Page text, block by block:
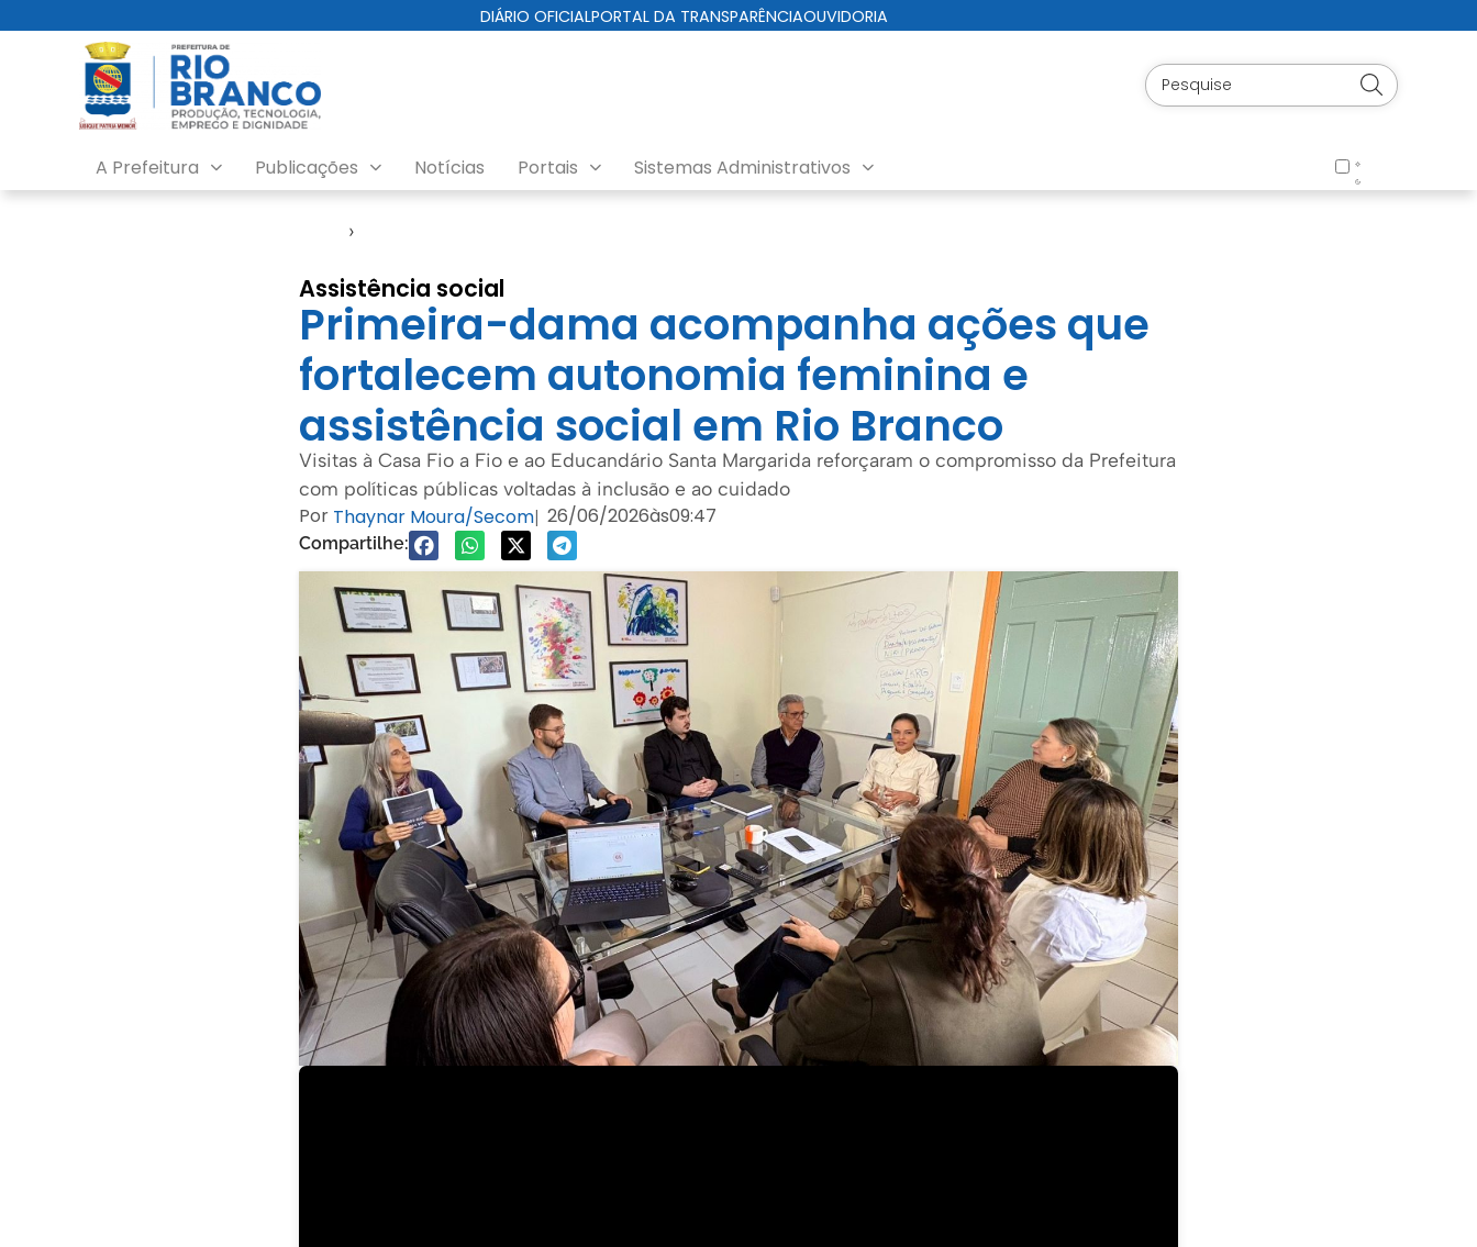
DIÁRIO OFICIALPORTAL DA TRANSPARÊNCIAOUVIDORIA
A Prefeitura Publicações Notícias Portais Sistemas Administrativos
›
Assistência social
Primeira-dama acompanha ações que
fortalecem autonomia feminina e
assistência social em Rio Branco
Visitas à Casa Fio a Fio e ao Educandário Santa Margarida reforçaram o compromisso da Prefeitura
com políticas públicas voltadas à inclusão e ao cuidado
Por Thaynar Moura/Secom| 26/06/2026às09:47
Compartilhe: